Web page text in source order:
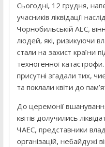
Сьогодні, 12 грудня,
учасників ліквідації
Чорнобильській АЕС,
людей, які, ризикуючи
стали на захист країни
техногенної
присутні згадали тих,
та поклали квіти до
До церемонії
квітів долучились
ЧАЕС, представники
організацій, небайдужі